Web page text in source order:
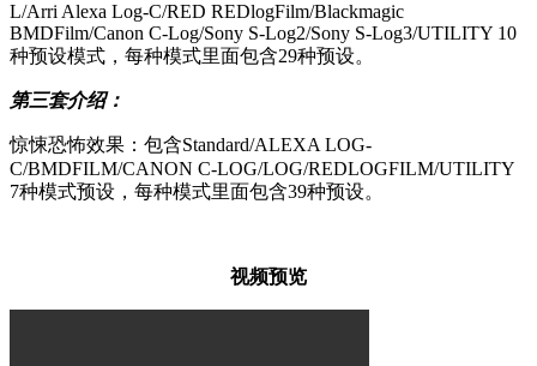
L/Arri Alexa Log-C/RED REDlogFilm/Blackmagic
BMDFilm/Canon C-Log/Sony S-Log2/Sony S-Log3/UTILITY 10
种预设模式，每种模式里面包含29种预设。
第三套介绍：
惊悚恐怖效果：包含Standard/ALEXA LOG-
C/BMDFILM/CANON C-LOG/LOG/REDLOGFILM/UTILITY
7种模式预设，每种模式里面包含39种预设。
视频预览